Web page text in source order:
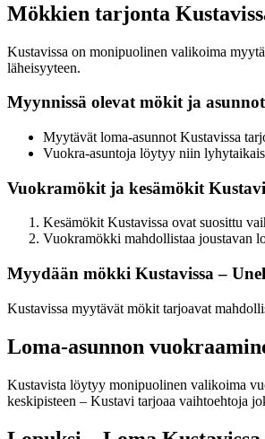
Mökkien tarjonta
Kustavissa on monipuolinen valikoima
läheisyyteen.
Myynnissä olevat mökit ja
Myytävät loma-asunnot Kustavissa
Vuokra-asuntoja löytyy niin
Vuokramökit ja kesämökit
Kesämökit Kustavissa ovat suosittu
Vuokramökki mahdollistaa joustavan
Myydään mökki Kustavissa –
Kustavissa myytävät mökit tarjoavat
Loma-asunnon
Kustavista löytyy monipuolinen valikoima
keskipisteen – Kustavi tarjoaa vaihtoehtoja